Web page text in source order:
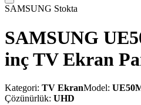
SAMSUNG Stokta
SAMSUNG
inç TV Ekran
Kategori: TV EkranModel:
Çözünürlük: UHD